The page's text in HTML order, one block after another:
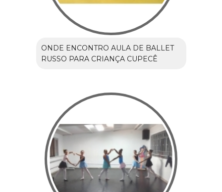
ONDE ENCONTRO AULA DE BALLET
RUSSO PARA CRIANÇA CUPECÊ